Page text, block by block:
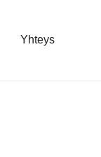
Yhteys